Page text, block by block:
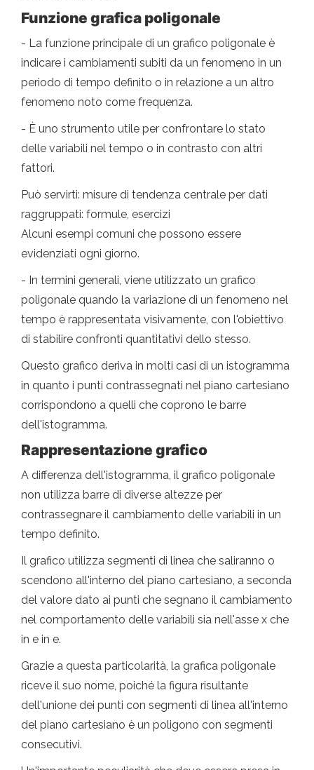
Funzione grafica poligonale
- La funzione principale di un grafico poligonale è
indicare i cambiamenti subiti da un fenomeno in un
periodo di tempo definito o in relazione a un altro
fenomeno noto come frequenza.
- È uno strumento utile per confrontare lo stato
delle variabili nel tempo o in contrasto con altri
fattori.
Può servirti: misure di tendenza centrale per dati
raggruppati: formule, esercizi
Alcuni esempi comuni che possono essere
evidenziati ogni giorno.
- In termini generali, viene utilizzato un grafico
poligonale quando la variazione di un fenomeno nel
tempo è rappresentata visivamente, con l'obiettivo
di stabilire confronti quantitativi dello stesso.
Questo grafico deriva in molti casi di un istogramma
in quanto i punti contrassegnati nel piano cartesiano
corrispondono a quelli che coprono le barre
dell'istogramma.
Rappresentazione grafico
A differenza dell'istogramma, il grafico poligonale
non utilizza barre di diverse altezze per
contrassegnare il cambiamento delle variabili in un
tempo definito.
Il grafico utilizza segmenti di linea che saliranno o
scendono all'interno del piano cartesiano, a seconda
del valore dato ai punti che segnano il cambiamento
nel comportamento delle variabili sia nell'asse x che
in e in e.
Grazie a questa particolarità, la grafica poligonale
riceve il suo nome, poiché la figura risultante
dell'unione dei punti con segmenti di linea all'interno
del piano cartesiano è un poligono con segmenti
consecutivi.